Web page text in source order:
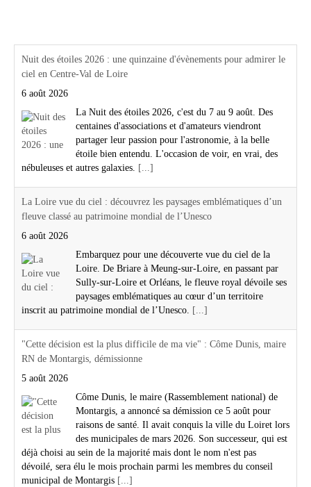
Nuit des étoiles 2026 : une quinzaine d'évènements pour admirer le
ciel en Centre-Val de Loire
6 août 2026
La Nuit des étoiles 2026, c'est du 7 au 9 août. Des
centaines d'associations et d'amateurs viendront
partager leur passion pour l'astronomie, à la belle
étoile bien entendu. L'occasion de voir, en vrai, des
nébuleuses et autres galaxies. [...]
La Loire vue du ciel : découvrez les paysages emblématiques d’un
fleuve classé au patrimoine mondial de l’Unesco
6 août 2026
Embarquez pour une découverte vue du ciel de la
Loire. De Briare à Meung-sur-Loire, en passant par
Sully-sur-Loire et Orléans, le fleuve royal dévoile ses
paysages emblématiques au cœur d’un territoire
inscrit au patrimoine mondial de l’Unesco. [...]
"Cette décision est la plus difficile de ma vie" : Côme Dunis, maire
RN de Montargis, démissionne
5 août 2026
Côme Dunis, le maire (Rassemblement national) de
Montargis, a annoncé sa démission ce 5 août pour
raisons de santé. Il avait conquis la ville du Loiret lors
des municipales de mars 2026. Son successeur, qui est
déjà choisi au sein de la majorité mais dont le nom n'est pas
dévoilé, sera élu le mois prochain parmi les membres du conseil
municipal de Montargis [...]